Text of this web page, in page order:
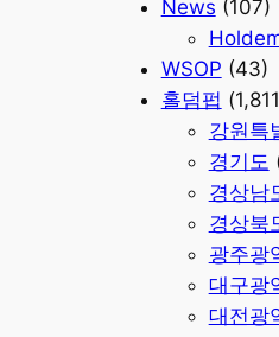
News (107)
WSOP (43)
홀덤펍
강원특
경기도
경상남
경상북
광주광
대구광
대전광